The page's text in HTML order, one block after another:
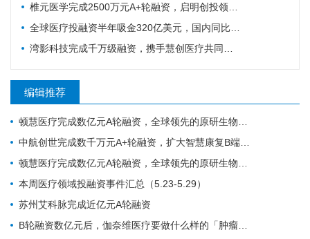
椎元医学完成2500万元A+轮融资，启明创投领投加码骨科细胞疗法
全球医疗投融资半年吸金320亿美元，国内同比大涨214%！
湾影科技完成千万级融资，携手慧创医疗共同布局脑部代谢影像产业
编辑推荐
顿慧医疗完成数亿元A轮融资，全球领先的原研生物标志物研发、转化和商业化的IVD公司
中航创世完成数千万元A+轮融资，扩大智慧康复B端和C端谱系化新品研发
顿慧医疗完成数亿元A轮融资，全球领先的原研生物标志物研发、转化和商业化的IVD公司
本周医疗领域投融资事件汇总（5.23-5.29）
苏州艾科脉完成近亿元A轮融资
B轮融资数亿元后，伽奈维医疗要做什么样的「肿瘤微创机器人」？